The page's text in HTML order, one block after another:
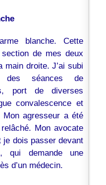
blanche. Cette
de mes deux
main droite. J’ai subi
des séances de
port de diverses
convalescence et
Mon agresseur a été
Mon avocate
je dois passer devant
qui demande une
d’un médecin.